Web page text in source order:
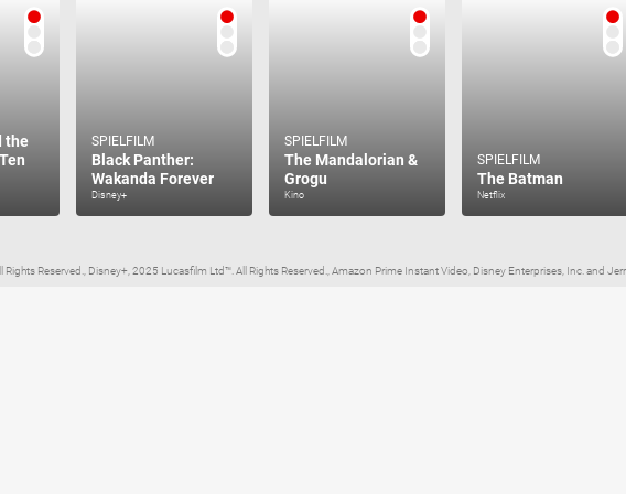
the
SPIELFILM
Black Panther:
Wakanda Forever
Disney+
SPIELFILM
The Mandalorian &
Grogu
Kino
SPIELFILM
The Batman
Netflix
Rights Reserved., Disney+, 2025 Lucasfilm Ltd™. All Rights Reserved., Amazon Prime Instant Video, Disney Enterprises, Inc. and